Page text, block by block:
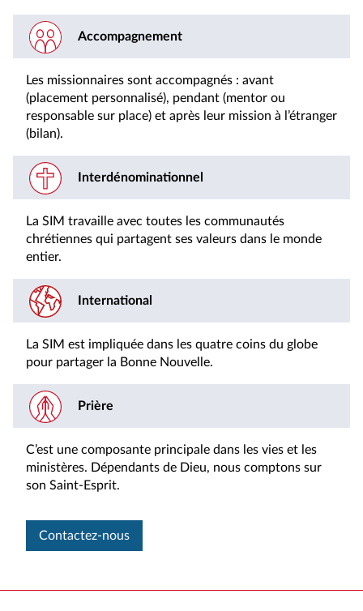
Accompagnement
Les missionnaires sont accompagnés : avant
(placement personnalisé), pendant (mentor ou
responsable sur place) et après leur mission à l’étranger
(bilan).
Interdénominationnel
La SIM travaille avec toutes les communautés
chrétiennes qui partagent ses valeurs dans le monde
entier.
International
La SIM est impliquée dans les quatre coins du globe
pour partager la Bonne Nouvelle.
Prière
C’est une composante principale dans les vies et les
ministères. Dépendants de Dieu, nous comptons sur
son Saint-Esprit.
Contactez-nous